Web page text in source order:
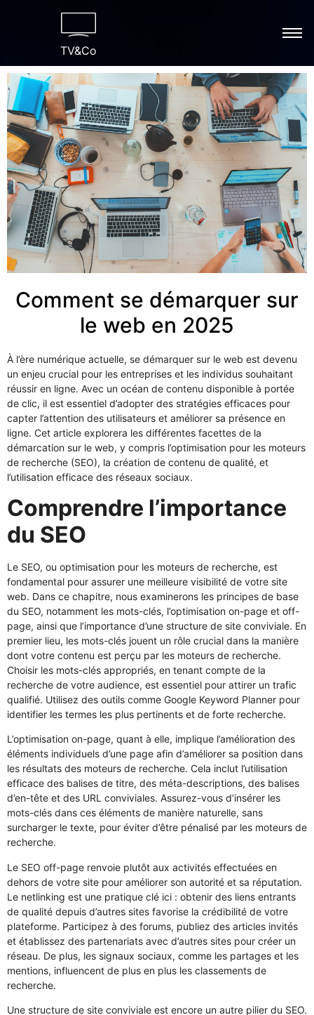
TV&Co
Comment se démarquer sur
le web en 2025
À l’ère numérique actuelle, se démarquer sur le web est devenu
un enjeu crucial pour les entreprises et les individus souhaitant
réussir en ligne. Avec un océan de contenu disponible à portée
de clic, il est essentiel d’adopter des stratégies efficaces pour
capter l’attention des utilisateurs et améliorer sa présence en
ligne. Cet article explorera les différentes facettes de la
démarcation sur le web, y compris l’optimisation pour les moteurs
de recherche (SEO), la création de contenu de qualité, et
l’utilisation efficace des réseaux sociaux.
Comprendre l’importance
du SEO
Le SEO, ou optimisation pour les moteurs de recherche, est
fondamental pour assurer une meilleure visibilité de votre site
web. Dans ce chapitre, nous examinerons les principes de base
du SEO, notamment les mots-clés, l’optimisation on-page et off-
page, ainsi que l’importance d’une structure de site conviviale. En
premier lieu, les mots-clés jouent un rôle crucial dans la manière
dont votre contenu est perçu par les moteurs de recherche.
Choisir les mots-clés appropriés, en tenant compte de la
recherche de votre audience, est essentiel pour attirer un trafic
qualifié. Utilisez des outils comme Google Keyword Planner pour
identifier les termes les plus pertinents et de forte recherche.
L’optimisation on-page, quant à elle, implique l’amélioration des
éléments individuels d’une page afin d’améliorer sa position dans
les résultats des moteurs de recherche. Cela inclut l’utilisation
efficace des balises de titre, des méta-descriptions, des balises
d’en-tête et des URL conviviales. Assurez-vous d’insérer les
mots-clés dans ces éléments de manière naturelle, sans
surcharger le texte, pour éviter d’être pénalisé par les moteurs de
recherche.
Le SEO off-page renvoie plutôt aux activités effectuées en
dehors de votre site pour améliorer son autorité et sa réputation.
Le netlinking est une pratique clé ici : obtenir des liens entrants
de qualité depuis d’autres sites favorise la crédibilité de votre
plateforme. Participez à des forums, publiez des articles invités
et établissez des partenariats avec d’autres sites pour créer un
réseau. De plus, les signaux sociaux, comme les partages et les
mentions, influencent de plus en plus les classements de
recherche.
Une structure de site conviviale est encore un autre pilier du SEO.